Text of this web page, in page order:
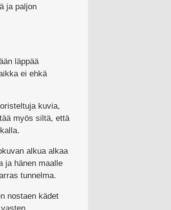
ja paljon
läppää
ei ehkä
kuvia,
myös siltä, että
alkua alkaa
ja hänen maalle
tunnelma.
nostaen kädet